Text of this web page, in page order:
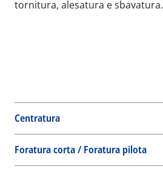
tornitura, alesatura e sbavatura.
Centratura
Foratura corta / Foratura pilota